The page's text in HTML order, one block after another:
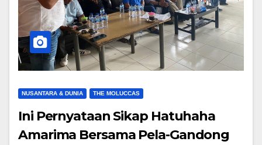
NUSANTARA & DUNIA THE MOLUCCAS
Ini Pernyataan Sikap Hatuhaha
Amarima Bersama Pela-Gandong